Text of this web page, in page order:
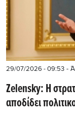
29/07/2026 - 09:53 -
Zelensky: Η
αποδίδει